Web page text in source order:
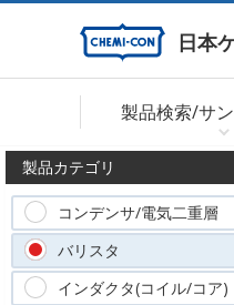
日本
製品検索/サ
製品カテゴリ
コンデンサ/電気二重層
バリスタ
インダクタ(コイル/コア)